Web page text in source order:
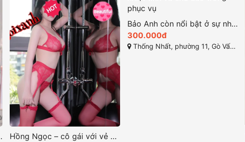
và gần gũi
Hồng Ngọc – cô gái với vẻ đẹp ngọt ngào và dáng vóc nuột nà
Bảo Anh còn nổi bật ở sự nhiệt tình và chu đáo trong phục vụ
300.000đ
Thống Nhất, phường 11, Gò Vấp, Thành phố Hồ Chí Minh